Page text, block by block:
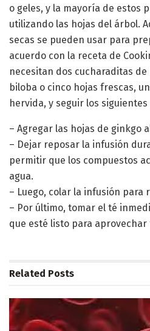
o geles, y la mayoría de estos
utilizando las hojas del árbol.
secas se pueden usar para
acuerdo con la receta de
necesitan dos cucharaditas
biloba o cinco hojas frescas,
hervida, y seguir los siguientes
– Agregar las hojas de ginkgo
– Dejar reposar la infusión
permitir que los compuestos
agua.
– Luego, colar la infusión para
– Por último, tomar el té
que esté listo para aprovechar
Related Posts